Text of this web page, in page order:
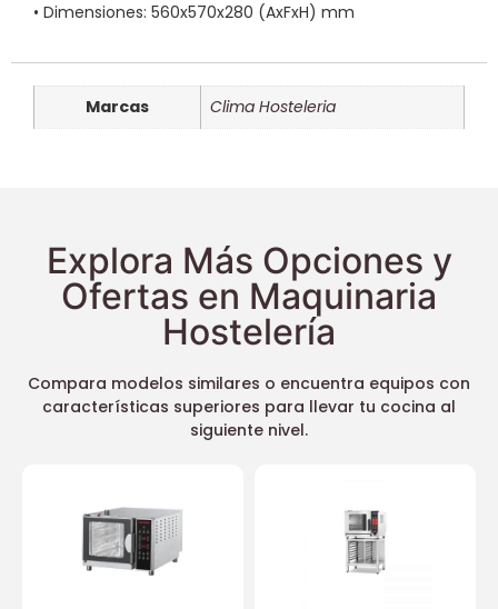
• Dimensiones: 560x570x280 (AxFxH) mm
Marcas Clima Hosteleria
Explora Más Opciones y
Ofertas en Maquinaria
Hostelería
Compara modelos similares o encuentra equipos con
características superiores para llevar tu cocina al
siguiente nivel.